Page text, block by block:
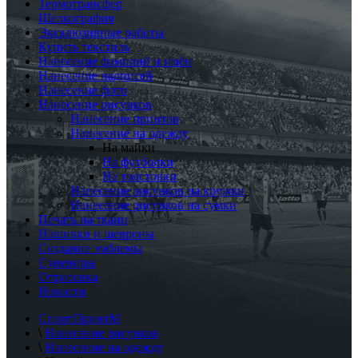
Термотрансфер
Шелкография
Эксклюзивные работы
Купить текстиль
Нанесение фамилий и имён
Нанесение надписей
Нанесение фото
Нанесение рисунков
Нанесение принтов
Нанесение на одежду
На майки
На футболки
На толстовки
Нанесение рисунков на кружки
Нанесение рисунков на сумки
Печать на ткани
Нашивки и шевроны
Создание эмблемы
Сувениры
Отрисовка
Новости
СпортПринтМ
\ Нанесение рисунков
\ Нанесение на одежду